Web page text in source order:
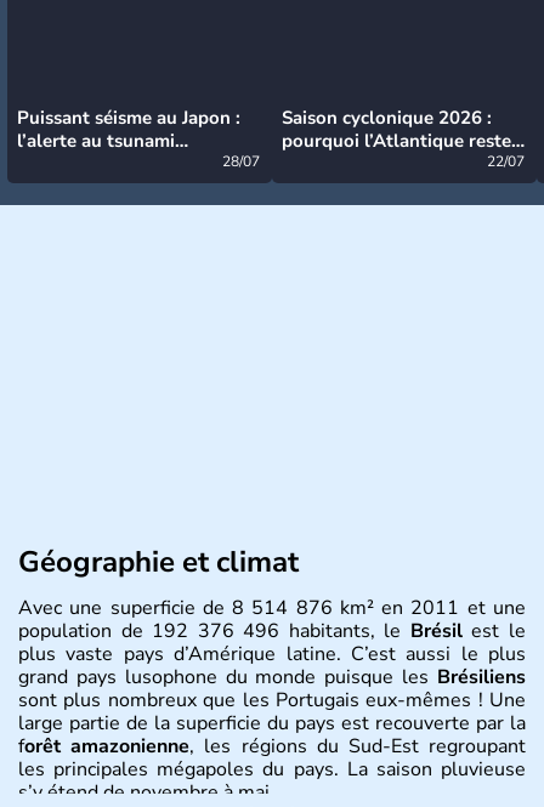
Puissant séisme au Japon :
l’alerte au tsunami
28/07
Saison cyclonique 2026 :
pourquoi l’Atlantique reste
22/07
Géographie et climat
Avec une superficie de 8 514 876 km² en 2011 et une
population de 192 376 496 habitants, le Brésilest le
plus vaste pays d’Amérique latine. C’est aussi le plus
grand pays lusophone du monde puisque les Brésiliens
sont plus nombreux que les Portugais eux-mêmes ! Une
large partie de la superficie du pays est recouverte par la
forêt amazonienne, les régions du Sud-Est regroupant
les principales mégapoles du pays. La saison pluvieuse
s’y étend de novembre à mai.